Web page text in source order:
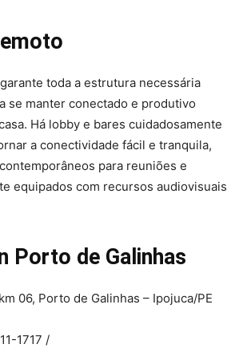
toda a estrutura necessária
se manter conectado e produtivo
Há lobby e bares cuidadosamente
a conectividade fácil e tranquila,
para reuniões e
equipados com recursos audiovisuais
Porto de Galinhas
06, Porto de Galinhas – Ipojuca/PE
1717 /